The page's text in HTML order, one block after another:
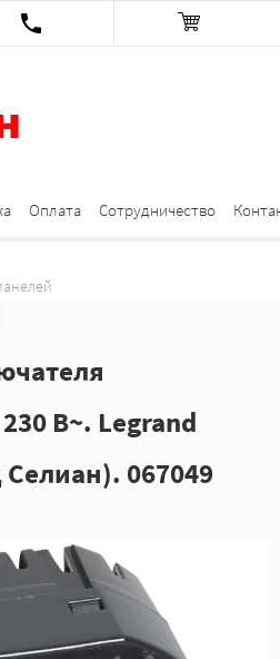
Оплата Сотрудничество
В~. Legrand
067049